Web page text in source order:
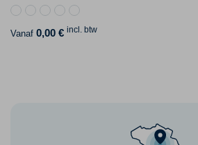
Vanaf 0,00 € incl. btw